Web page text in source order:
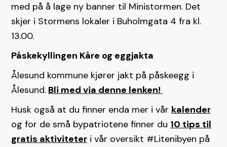
med på å lage ny banner til Ministormen. Det
skjer i Stormens lokaler i Buholmgata 4 fra kl.
13.00.
Påskekyllingen Kåre og eggjakta
Ålesund kommune kjører jakt på påskeegg i
Ålesund. Bli med via denne lenken!
Husk også at du finner enda mer i vår kalender
og for de små bypatriotene finner du 10 tips til
gratis aktiviteter i vår oversikt #Litenibyen på